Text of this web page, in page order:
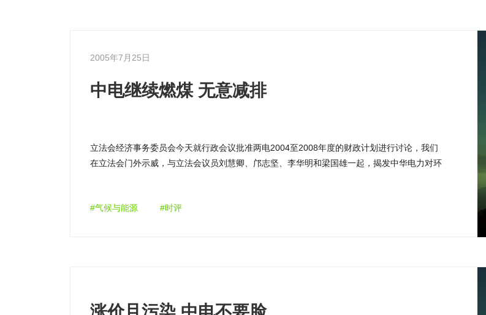
2005年7月25日
中电继续燃煤 无意减排
立法会经济事务委员会今天就行政会议批准两电2004至2008年度的财政计划进行讨论，我们
在立法会门外示威，与立法会议员刘慧卿、邝志坚、李华明和梁国雄一起，揭发中华电力对环
#气候与能源 #时评